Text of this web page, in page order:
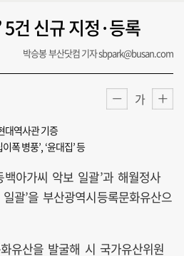
5건 신규 지정·등록
박승봉 부산닷컴 기자 sbpark@busan.com
가
대역사관 기증
폭 병풍’, ‘윤대집’ 등
아가씨 악보 일괄’과 해월정사
괄’을 부산광역시등록문화유산으
유산을 발굴해 시 국가유산위원